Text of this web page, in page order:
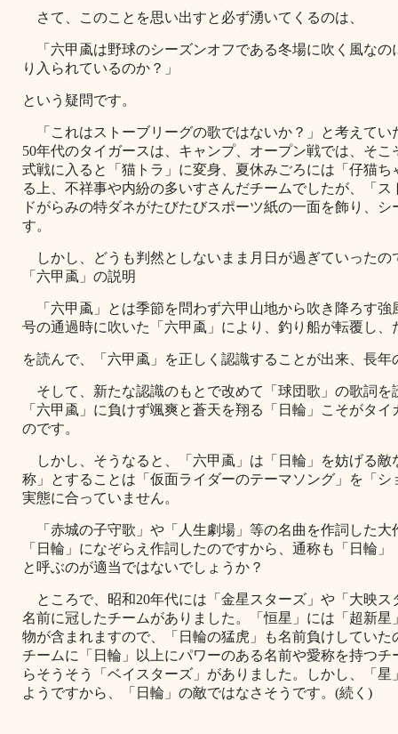
さて、このことを思い出すと必ず湧いてくるのは、
「六甲颪は野球のシーズンオフである冬場に吹く風なの
り入られているのか？」
という疑問です。
「これはストーブリーグの歌ではないか？」と考えてい
50年代のタイガースは、キャンプ、オープン戦では、そ
式戦に入ると「猫トラ」に変身、夏休みごろには「仔猫
る上、不祥事や内紛の多いすさんだチームでしたが、「
ドがらみの特ダネがたびたびスポーツ紙の一面を飾り、
す。
しかし、どうも判然としないまま月日が過ぎていったの
「六甲颪」の説明
「六甲颪」とは季節を問わず六甲山地から吹き降ろす強
号の通過時に吹いた「六甲颪」により、釣り船が転覆し
を読んで、「六甲颪」を正しく認識することが出来、長
そして、新たな認識のもとで改めて「球団歌」の歌詞を
「六甲颪」に負けず颯爽と蒼天を翔る「日輪」こそがタ
のです。
しかし、そうなると、「六甲颪」は「日輪」を妨げる敵
称」とすることは「仮面ライダーのテーマソング」を「
実態に合っていません。
「赤城の子守歌」や「人生劇場」等の名曲を作詞した大
「日輪」になぞらえ作詞したのですから、通称も「日輪
と呼ぶのが適当ではないでしょうか？
ところで、昭和20年代には「金星スターズ」や「大映ス
名前に冠したチームがありました。「恒星」には「超新
物が含まれますので、「日輪の猛虎」も名前負けしてい
チームに「日輪」以上にパワーのある名前や愛称を持つ
らそうそう「ベイスターズ」がありました。しかし、「
ようですから、「日輪」の敵ではなさそうです。(続く)